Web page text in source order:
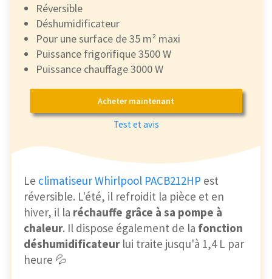
Réversible
Déshumidificateur
Pour une surface de 35 m² maxi
Puissance frigorifique 3500 W
Puissance chauffage 3000 W
Acheter maintenant
Test et avis
Le climatiseur Whirlpool PACB212HP est
réversible. L'été, il refroidit la pièce et en
hiver, il la réchauffe grâce à sa pompe à
chaleur. Il dispose également de la fonction
déshumidificateurlui traite jusqu'à 1,4 L par
heure 💦